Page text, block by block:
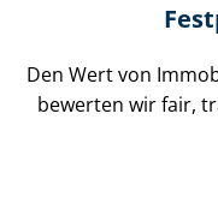
Den Wert von
bewerten wir fair,